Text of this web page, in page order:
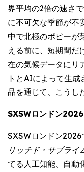
界平均の2倍の速さ
に不可欠な季節が不
中で北極のポピーが
える前に、短期間だ
在の気候データにリ
トとAIによって生成
品を通じて、こうし
SXSWロンドン
SXSWロンドン2026
リッチド・サブライ
てる人工知能、自動